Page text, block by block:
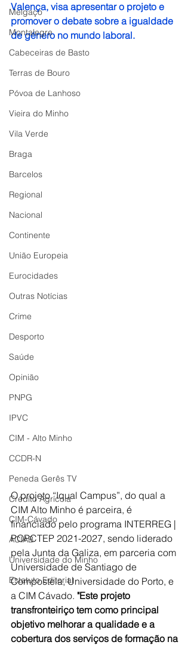
Melgaço
Montalegre
Cabeceiras de Basto
Terras de Bouro
Póvoa de Lanhoso
Vieira do Minho
Vila Verde
Braga
Barcelos
Regional
Nacional
Continente
União Europeia
Eurocidades
Outras Notícias
Crime
Desporto
Saúde
Opinião
PNPG
IPVC
CIM - Alto Minho
CCDR-N
Peneda Gerês TV
Crédito Agrícola
CIM-Cávado
ACIAB
Universidade do Minho
Estatuto Editorial
Valença, visa apresentar o projeto e
promover o debate sobre a igualdade
de género no mundo laboral.
O projeto “Iqual Campus”, do qual a
CIM Alto Minho é parceira, é
financiado pelo programa INTERREG |
POPCTEP 2021-2027, sendo liderado
pela Junta da Galiza, em parceria com
Universidade de Santiago de
Compostela, Universidade do Porto, e
a CIM Cávado. "Este projeto
transfronteiriço tem como principal
objetivo melhorar a qualidade e a
cobertura dos serviços de formação na